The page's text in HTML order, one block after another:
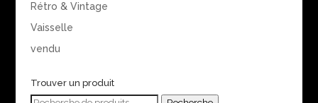
Rétro & Vintage
Vaisselle
vendu
Trouver un produit